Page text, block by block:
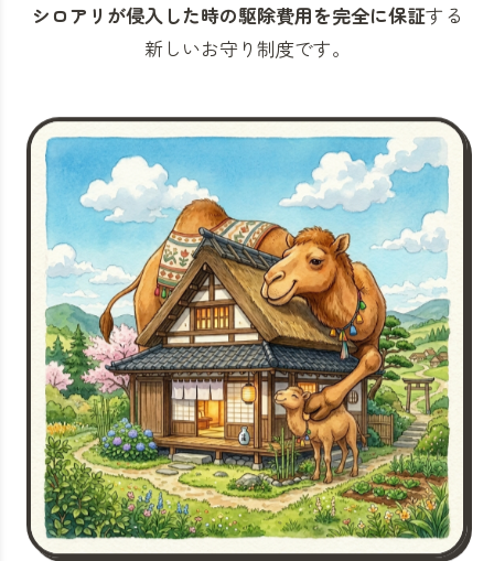
シロアリが侵入した時の駆除費用を完全に保証する
新しいお守り制度です。